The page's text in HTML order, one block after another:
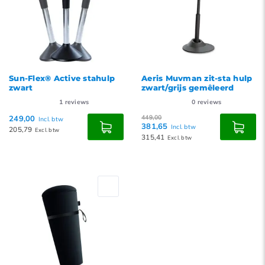
Sun-Flex® Active stahulp
zwart
1 reviews
249,00 Incl. btw
205,79 Excl. btw
Aeris Muvman zit-sta hulp
zwart/grijs gemêleerd
0 reviews
449,00
381,65 Incl. btw
315,41 Excl. btw